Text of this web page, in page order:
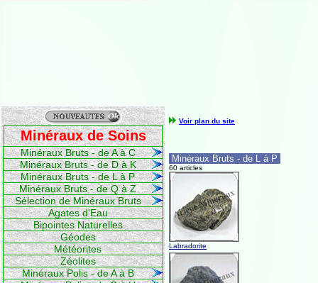
Minéraux de Soins
Minéraux Bruts - de A à C
Minéraux Bruts - de D à K
Minéraux Bruts - de L à P
Minéraux Bruts - de Q à Z
Sélection de Minéraux Bruts
Agates d'Eau
Bipointes Naturelles
Géodes
Météorites
Zéolites
Minéraux Polis - de A à B
Voir plan du site
Minéraux Bruts - de L à P
60 articles
Labradorite